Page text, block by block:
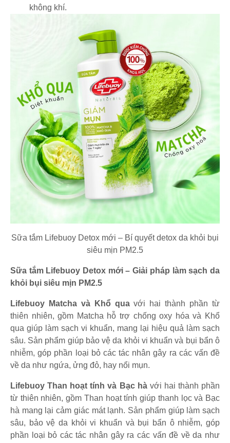
không khí.
Sữa tắm Lifebuoy Detox mới – Bí quyết detox da khỏi bụi
siêu mịn PM2.5
Sữa tắm Lifebuoy Detox mới – Giải pháp làm sạch da
khỏi bụi siêu mịn PM2.5
Lifebuoy Matcha và Khổ quavới hai thành phần từ
thiên nhiên, gồm Matcha hỗ trợ chống oxy hóa và Khổ
qua giúp làm sạch vi khuẩn, mang lại hiệu quả làm sạch
sâu. Sản phẩm giúp bảo vệ da khỏi vi khuẩn và bụi bẩn ô
nhiễm, góp phần loại bỏ các tác nhân gây ra các vấn đề
về da như ngứa, ửng đỏ, hay nổi mụn.
Lifebuoy Than hoạt tính và Bạc hàvới hai thành phần
từ thiên nhiên, gồm Than hoạt tính giúp thanh lọc và Bạc
hà mang lại cảm giác mát lạnh. Sản phẩm giúp làm sạch
sâu, bảo vệ da khỏi vi khuẩn và bụi bẩn ô nhiễm, góp
phần loại bỏ các tác nhân gây ra các vấn đề về da như